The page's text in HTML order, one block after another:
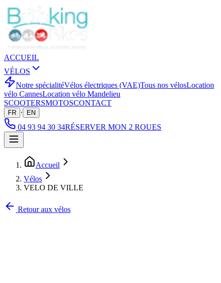
ACCUEIL
VÉLOS
Notre spécialitéVélos électriques (VAE)Tous nos vélosLocation
vélo CannesLocation vélo Mandelieu
SCOOTERSMOTOSCONTACT
FR · EN
04 93 94 30 34RÉSERVER MON 2 ROUES
Accueil
Vélos
VELO DE VILLE
Retour aux vélos